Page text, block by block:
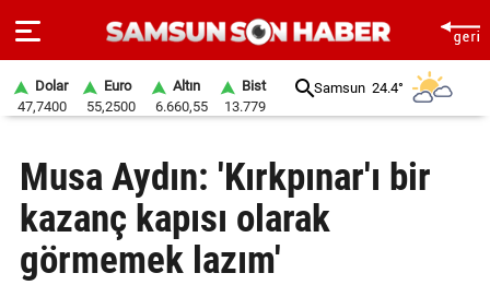
SAYFA
SAMSUN
HABER
Dolar
47,7400
Euro
55,2500
Altın
6.660,55
Bist
13.779
Samsun 24.4°
Musa Aydın: 'Kırkpınar'ı bir
kazanç kapısı olarak
görmemek lazım'